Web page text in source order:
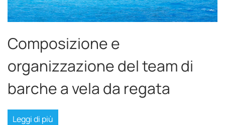
Composizione e
organizzazione del team di
barche a vela da regata
Leggi di più